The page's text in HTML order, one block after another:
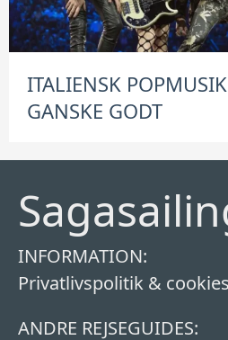
ITALIENSK
GANSKE GODT
INFORMATION:
Privatlivspolitik & cookies
ANDRE REJSEGUIDES: